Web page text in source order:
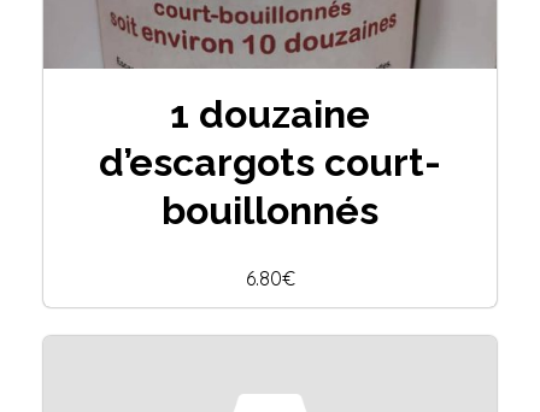
1 douzaine
d’escargots court-
bouillonnés
6.80€